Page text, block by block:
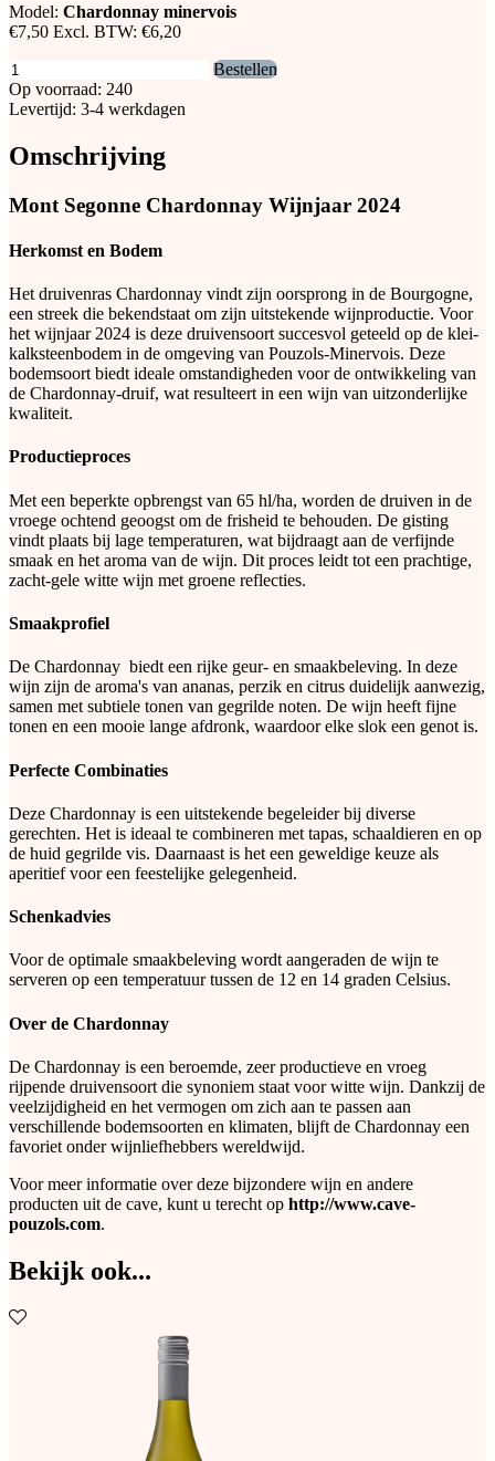
Model: Chardonnay minervois
€7,50 Excl. BTW: €6,20
Bestellen
Op voorraad: 240
Levertijd: 3-4 werkdagen
Omschrijving
Mont Segonne Chardonnay Wijnjaar 2024
Herkomst en Bodem
Het druivenras Chardonnay vindt zijn oorsprong in de Bourgogne,
een streek die bekendstaat om zijn uitstekende wijnproductie. Voor
het wijnjaar 2024 is deze druivensoort succesvol geteeld op de klei-
kalksteenbodem in de omgeving van Pouzols-Minervois. Deze
bodemsoort biedt ideale omstandigheden voor de ontwikkeling van
de Chardonnay-druif, wat resulteert in een wijn van uitzonderlijke
kwaliteit.
Productieproces
Met een beperkte opbrengst van 65 hl/ha, worden de druiven in de
vroege ochtend geoogst om de frisheid te behouden. De gisting
vindt plaats bij lage temperaturen, wat bijdraagt aan de verfijnde
smaak en het aroma van de wijn. Dit proces leidt tot een prachtige,
zacht-gele witte wijn met groene reflecties.
Smaakprofiel
De Chardonnay biedt een rijke geur- en smaakbeleving. In deze
wijn zijn de aroma's van ananas, perzik en citrus duidelijk aanwezig,
samen met subtiele tonen van gegrilde noten. De wijn heeft fijne
tonen en een mooie lange afdronk, waardoor elke slok een genot is.
Perfecte Combinaties
Deze Chardonnay is een uitstekende begeleider bij diverse
gerechten. Het is ideaal te combineren met tapas, schaaldieren en op
de huid gegrilde vis. Daarnaast is het een geweldige keuze als
aperitief voor een feestelijke gelegenheid.
Schenkadvies
Voor de optimale smaakbeleving wordt aangeraden de wijn te
serveren op een temperatuur tussen de 12 en 14 graden Celsius.
Over de Chardonnay
De Chardonnay is een beroemde, zeer productieve en vroeg
rijpende druivensoort die synoniem staat voor witte wijn. Dankzij de
veelzijdigheid en het vermogen om zich aan te passen aan
verschillende bodemsoorten en klimaten, blijft de Chardonnay een
favoriet onder wijnliefhebbers wereldwijd.
Voor meer informatie over deze bijzondere wijn en andere
producten uit de cave, kunt u terecht op http://www.cave-
pouzols.com.
Bekijk ook...